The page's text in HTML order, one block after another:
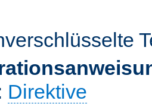
Direktive